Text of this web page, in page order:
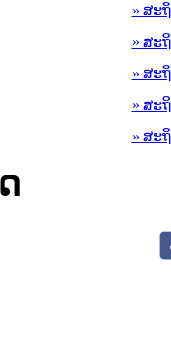
» ສະ
» ສະ
» ສະ
» ສະ
» ສະ